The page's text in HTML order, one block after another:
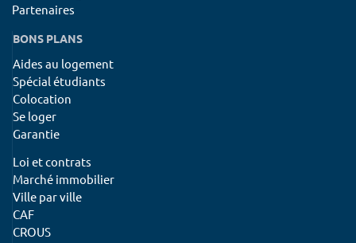
Partenaires
BONS PLANS
Aides au logement
Spécial étudiants
Colocation
Se loger
Garantie
Loi et contrats
Marché immobilier
Ville par ville
CAF
CROUS